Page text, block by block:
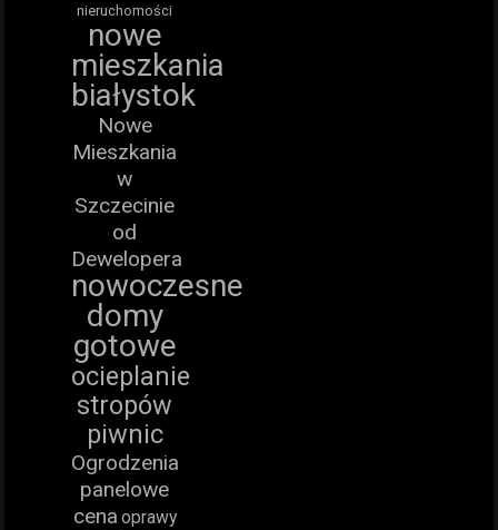
nieruchomości
nowe
mieszkania
białystok
Nowe
Mieszkania
w
Szczecinie
od
Dewelopera
nowoczesne
domy
gotowe
ocieplanie
stropów
piwnic
Ogrodzenia
panelowe
cena oprawy